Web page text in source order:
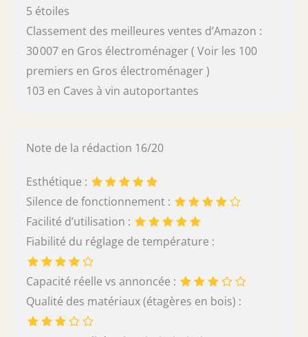
5 étoiles
Classement des meilleures ventes d’Amazon :
30 007 en Gros électroménager ( Voir les 100
premiers en Gros électroménager )
103 en Caves à vin autoportantes
Note de la rédaction 16/20
Esthétique :
Silence de fonctionnement :
Facilité d’utilisation :
Fiabilité du réglage de température :
Capacité réelle vs annoncée :
Qualité des matériaux (étagères en bois) :